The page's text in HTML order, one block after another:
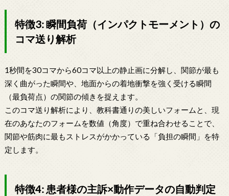
特徴3: 瞬間負荷（インパクトモーメント）の
コマ送り解析
1秒間を30コマから60コマ以上の静止画に分解し、関節が最も
深く曲がった瞬間や、地面からの着地衝撃を強く受ける瞬間
（最負荷点）の関節の傾きを捉えます。
このコマ送り解析により、教科書通りの美しいフォームと、現
在のあなたのフォームを数値（角度）で重ね合わせることで、
関節や筋肉に最もストレスがかかっている「負担の瞬間」を特
定します。
特徴4: 患者様の主訴×動作データの自動判定